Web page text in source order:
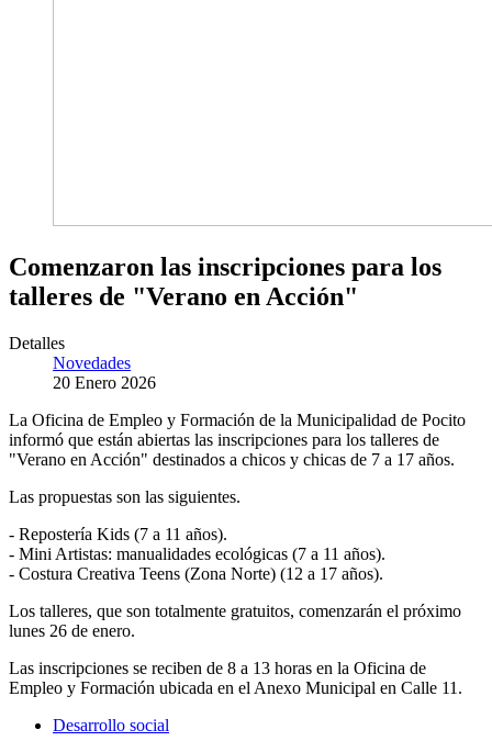
Comenzaron las inscripciones para los
talleres de "Verano en Acción"
Detalles
Novedades
20 Enero 2026
La Oficina de Empleo y Formación de la Municipalidad de Pocito
informó que están abiertas las inscripciones para los talleres de
"Verano en Acción" destinados a chicos y chicas de 7 a 17 años.
Las propuestas son las siguientes.
- Repostería Kids (7 a 11 años).
- Mini Artistas: manualidades ecológicas (7 a 11 años).
- Costura Creativa Teens (Zona Norte) (12 a 17 años).
Los talleres, que son totalmente gratuitos, comenzarán el próximo
lunes 26 de enero.
Las inscripciones se reciben de 8 a 13 horas en la Oficina de
Empleo y Formación ubicada en el Anexo Municipal en Calle 11.
Desarrollo social